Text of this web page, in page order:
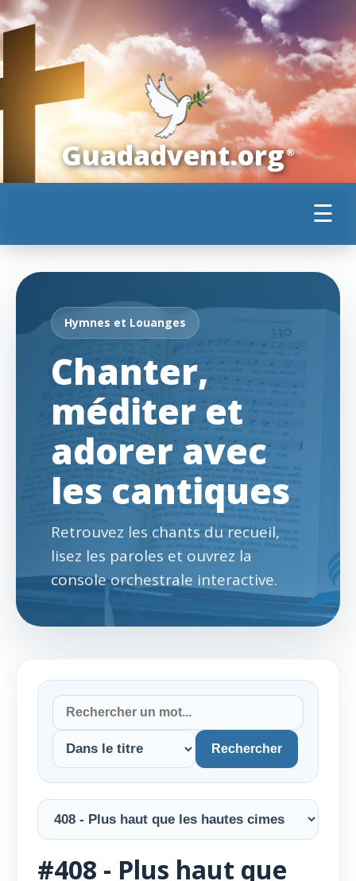
Guadadvent.org®
☰
Hymnes et Louanges
Chanter,
méditer et
adorer avec
les cantiques
Retrouvez les chants du recueil,
lisez les paroles et ouvrez la
console orchestrale interactive.
Rechercher
#408 - Plus haut que